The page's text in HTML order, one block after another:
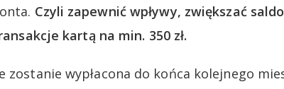
Czyli zapewnić wpływy, zwiększać
kartą na min. 350 zł.
zostanie wypłacona do końca kolejnego